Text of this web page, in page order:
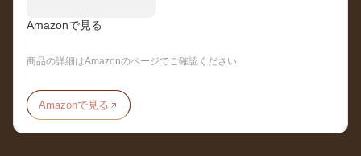
Amazonで見る
商品の詳細はAmazonのページでご確認ください
Amazonで見る